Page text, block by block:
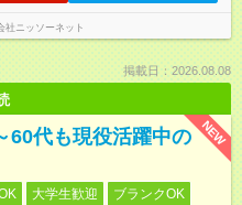
社ニッソーネット
掲載日：2026.08.08
NEW
60代も現役活躍中の
大学生歓迎
ブランクOK